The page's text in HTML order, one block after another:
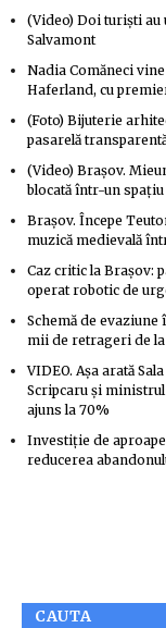
(Video) Doi turiști au
Salvamont
Nadia Comăneci
Haferland, cu
(Foto) Bijuterie
pasarelă
(Video) Brașov.
blocată într-un
Brașov. Începe
muzică medievală
Caz critic la Brașov:
operat robotic de
Schemă de
mii de retrageri de
VIDEO. Așa arată
Scripcaru și
ajuns la 70%
Investiție de
reducerea
CAUTA